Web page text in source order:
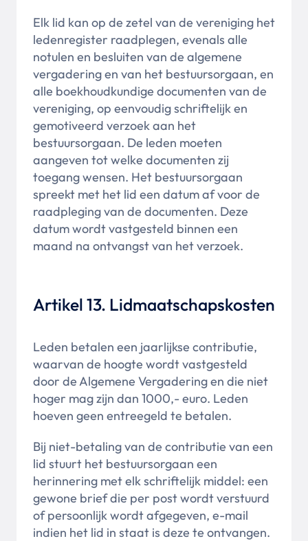
Elk lid kan op de zetel van de vereniging het
ledenregister raadplegen, evenals alle
notulen en besluiten van de algemene
vergadering en van het bestuursorgaan, en
alle boekhoudkundige documenten van de
vereniging, op eenvoudig schriftelijk en
gemotiveerd verzoek aan het
bestuursorgaan. De leden moeten
aangeven tot welke documenten zij
toegang wensen. Het bestuursorgaan
spreekt met het lid een datum af voor de
raadpleging van de documenten. Deze
datum wordt vastgesteld binnen een
maand na ontvangst van het verzoek.
Artikel 13. Lidmaatschapskosten
Leden betalen een jaarlijkse contributie,
waarvan de hoogte wordt vastgesteld
door de Algemene Vergadering en die niet
hoger mag zijn dan 1000,- euro. Leden
hoeven geen entreegeld te betalen.
Bij niet-betaling van de contributie van een
lid stuurt het bestuursorgaan een
herinnering met elk schriftelijk middel: een
gewone brief die per post wordt verstuurd
of persoonlijk wordt afgegeven, e-mail
indien het lid in staat is deze te ontvangen.